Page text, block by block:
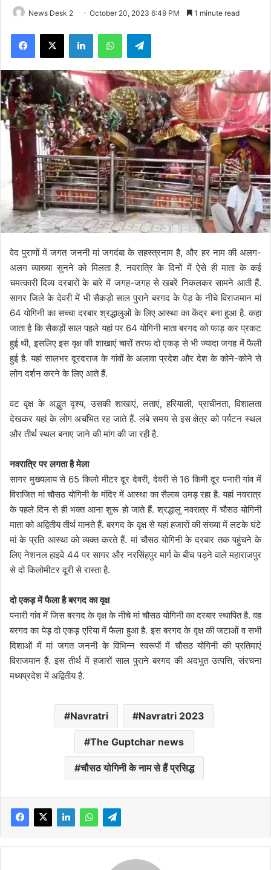
News Desk 2 October 20, 2023 6:49 PM 1 minute read
वेद पुराणों में जगत जननी मां जगदंबा के सहस्त्रनाम है, और हर नाम की अलग-
अलग व्याख्या सुनने को मिलता है. नवरात्रि के दिनों में ऐसे ही माता के कई
चमत्कारी दिव्य दरबारों के बारे में जगह-जगह से खबरें निकलकर सामने आती हैं.
सागर जिले के देवरी में भी सैकड़ो साल पुराने बरगद के पेड़ के नीचे विराजमान मां
64 योगिनी का सच्चा दरबार श्रद्धालुओं के लिए आस्था का केंद्र बना हुआ है. कहा
जाता है कि सैकड़ों साल पहले यहां पर 64 योगिनी माता बरगद को फाड़ कर प्रकट
हुई थी, इसलिए इस वृक्ष की शाखाएं चारों तरफ दो एकड़ से भी ज्यादा जगह में फैली
हुई है. यहां सालभर दूरदराज के गांवों के अलावा प्रदेश और देश के कोने-कोने से
लोग दर्शन करने के लिए आते हैं.
वट वृक्ष के अद्भुत दृश्य, उसकी शाखाएं, लताएं, हरियाली, प्राचीनता, विशालता
देखकर यहां के लोग अचंभित रह जाते हैं. लंबे समय से इस क्षेत्र को पर्यटन स्थल
और तीर्थ स्थल बनाए जाने की मांग की जा रही है.
नवरात्रि पर लगता है मेला
सागर मुख्यलाय से 65 किलो मीटर दूर देवरी, देवरी से 16 किमी दूर पनारी गांव में
विराजित मां चौसठ योगिनी के मंदिर में आस्था का सैलाब उमड़ रहा है. यहां नवरात्र
के पहले दिन से ही भक्त आना शुरू हो जाते हैं. श्रद्धालु नवरात्र में चौसठ योगिनी
माता को अद्वितीय तीर्थ मानते हैं. बरगद के वृक्ष से यहां हजारों की संख्या में लटके घंटे
मां के प्रति आस्था को व्यक्त करते हैं. मां चौसठ योगिनी के दरबार तक पहुंचने के
लिए नेशनल हाइवे 44 पर सागर और नरसिंहपुर मार्ग के बीच पड़ने वाले महाराजपुर
से दो किलोमीटर दूरी से रास्ता है.
दो एकड़ में फैला है बरगद का वृक्ष
पनारी गांव में जिस बरगद के वृक्ष के नीचे मां चौसठ योगिनी का दरबार स्थापित है. वह
बरगद का पेड़ दो एकड़ एरिया में फैला हुआ है. इस बरगद के वृक्ष की जटाओं व सभी
दिशाओं में मां जगत जननी के विभिन्न स्वरूपों में चौसठ योगिनी की प्रतिमाएं
विराजमान हैं. इस तीर्थ में हजारों साल पुराने बरगद की अदभुत उत्पत्ति, संरचना
मध्यप्रदेश में अद्वितीय है.
Navratri Navratri 2023
The Guptchar news
चौसठ योगिनी के नाम से हैं प्रसिद्ध